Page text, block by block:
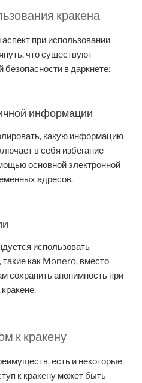
кракена
при использовании
что существуют
в даркнете:
информации
какую информацию
в себя избегание
основной электронной
адресов.
использовать
как Monero, вместо
сохранить анонимность при
к кракену
есть и некоторые
к кракену может быть